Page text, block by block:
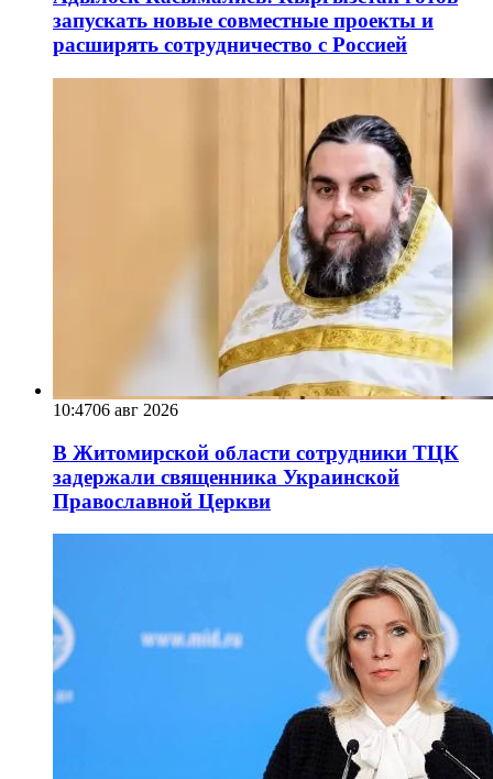
запускать новые совместные проекты и
расширять сотрудничество с Россией
10:4706 авг 2026
В Житомирской области сотрудники ТЦК
задержали священника Украинской
Православной Церкви